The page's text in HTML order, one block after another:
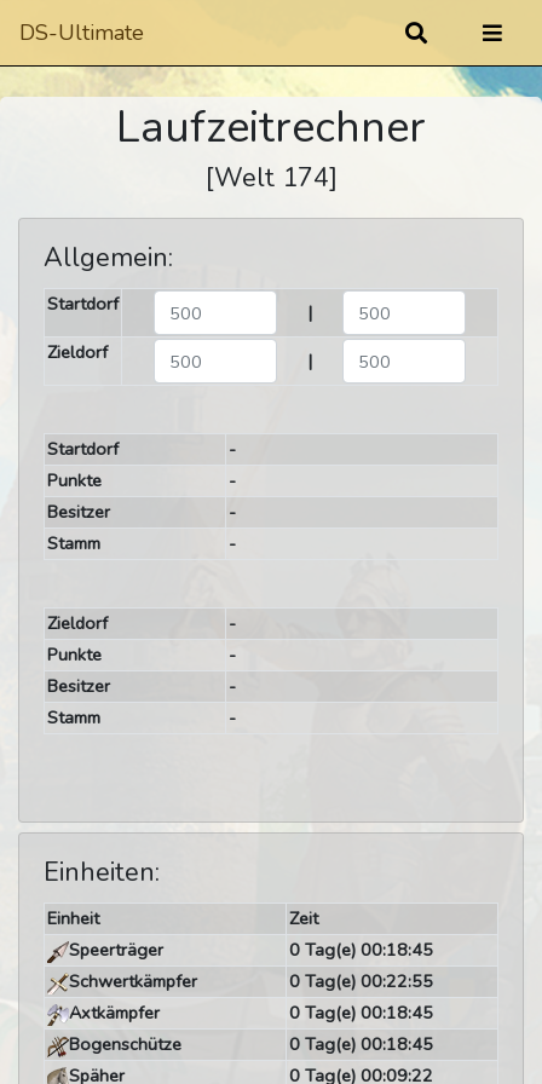
DS-Ultimate
Laufzeitrechner
[Welt 174]
Allgemein:
Startdorf
|
Zieldorf
|
Startdorf
-
Punkte
-
Besitzer
-
Stamm
-
Zieldorf
-
Punkte
-
Besitzer
-
Stamm
-
Einheiten:
Einheit
Zeit
Speerträger
0 Tag(e) 00:18:45
Schwertkämpfer
0 Tag(e) 00:22:55
Axtkämpfer
0 Tag(e) 00:18:45
Bogenschütze
0 Tag(e) 00:18:45
Späher
0 Tag(e) 00:09:22